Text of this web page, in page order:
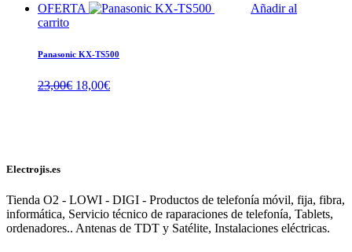
OFERTA
Añadir al
carrito
Panasonic KX-TS500
23,00€ El
18,00€El
Electrojis.es
Tienda O2 - LOWI - DIGI - Productos de telefonía móvil, fija, fibra,
informática, Servicio técnico de raparaciones de telefonía, Tablets,
ordenadores.. Antenas de TDT y Satélite, Instalaciones eléctricas.